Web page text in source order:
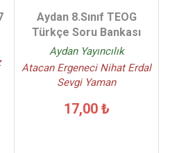
Aydan 8.Sınıf TEOG
Türkçe Soru Bankası
Aydan Yayıncılık
Atacan Ergeneci Nihat Erdal
Sevgi Yaman
17,00 ₺